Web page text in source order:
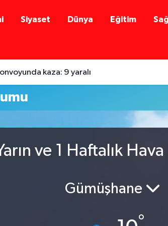
Siyaset Dünya Eğitim
kaza: 9 yaralı
ve 1 Haftalık
Gümüşhane
°